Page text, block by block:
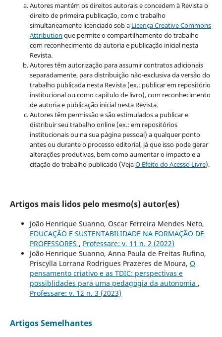
Autores mantém os direitos autorais e concedem à Revista o
direito de primeira publicação, com o trabalho
simultaneamente licenciado sob a Licença Creative Commons
Attribution que permite o compartilhamento do trabalho
com reconhecimento da autoria e publicação inicial nesta
Revista.
Autores têm autorização para assumir contratos adicionais
separadamente, para distribuição não-exclusiva da versão do
trabalho publicada nesta Revista (ex.: publicar em repositório
institucional ou como capítulo de livro), com reconhecimento
de autoria e publicação inicial nesta Revista.
Autores têm permissão e são estimulados a publicar e
distribuir seu trabalho online (ex.: em repositórios
institucionais ou na sua página pessoal) a qualquer ponto
antes ou durante o processo editorial, já que isso pode gerar
alterações produtivas, bem como aumentar o impacto e a
citação do trabalho publicado (VejaO Efeito do Acesso Livre).
Artigos mais lidos pelo mesmo(s) autor(es)
João Henrique Suanno, Oscar Ferreira Mendes Neto,
EDUCAÇÃO E SUSTENTABILIDADE NA FORMAÇÃO DE
PROFESSORES , Professare: v. 11 n. 2 (2022)
João Henrique Suanno, Anna Paula de Freitas Rufino,
Priscylla Lorrana Rodrigues Prazeres de Moura, O
pensamento criativo e as TDIC: perspectivas e
possiblidades para uma pedagogia da autonomia ,
Professare: v. 12 n. 3 (2023)
Artigos Semelhantes